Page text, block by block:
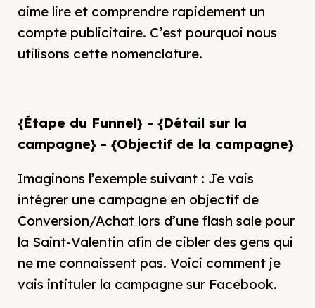
aime lire et comprendre rapidement un
compte publicitaire. C’est pourquoi nous
utilisons cette nomenclature.
{Étape du Funnel} - {Détail sur la
campagne} - {Objectif de la campagne}
Imaginons l’exemple suivant : Je vais
intégrer une campagne en objectif de
Conversion/Achat lors d’une flash sale pour
la Saint-Valentin afin de cibler des gens qui
ne me connaissent pas. Voici comment je
vais intituler la campagne sur Facebook.